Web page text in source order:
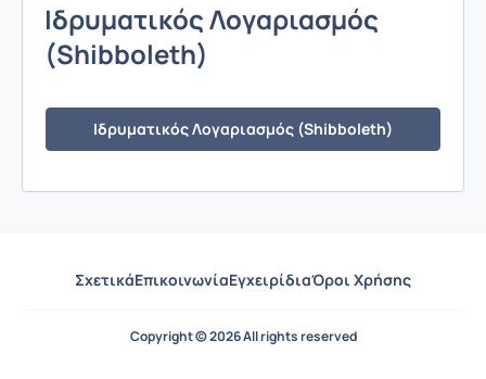
Ιδρυματικός Λογαριασμός
(Shibboleth)
Ιδρυματικός Λογαριασμός (Shibboleth)
ΣχετικάΕπικοινωνίαΕγχειρίδιαΌροι Χρήσης
Copyright © 2026 All rights reserved